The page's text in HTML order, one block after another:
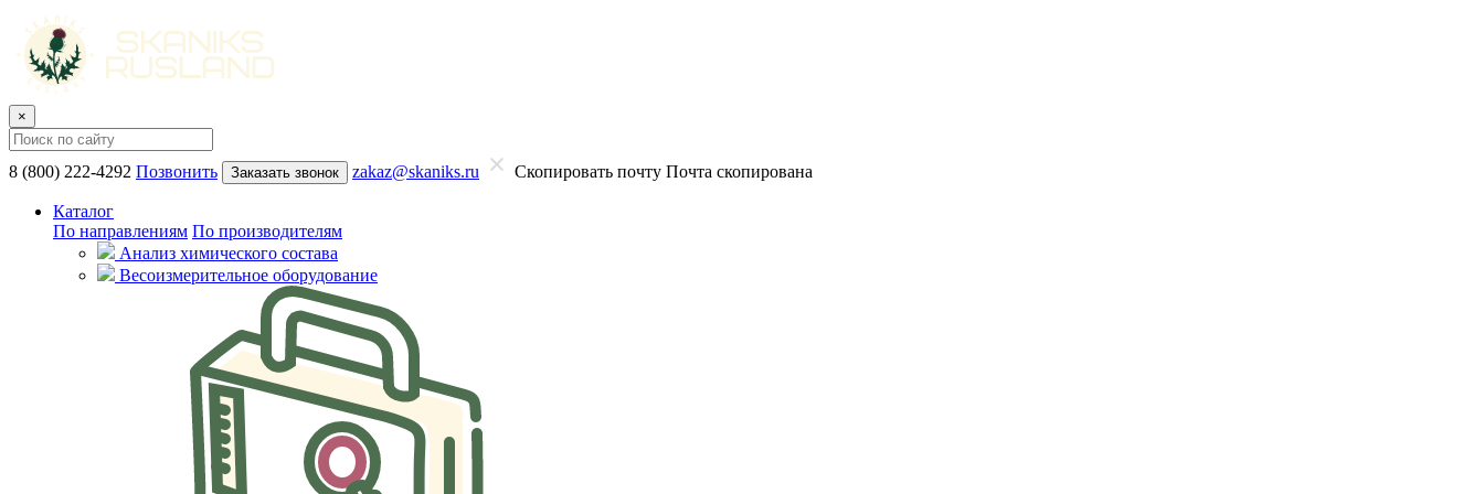
×
8 (800) 222-4292 Позвонить Заказать звонок zakaz@skaniks.ru Скопировать почту Почта скопирована
Каталог
По направлениям По производителям
Анализ химического состава
Весоизмерительное оборудование